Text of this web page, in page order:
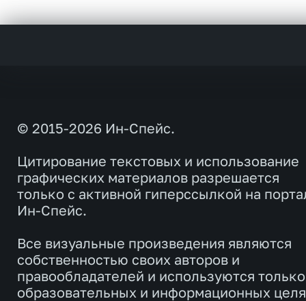
© 2015-2026 Ин-Спейс.
Цитирование текстовых и использование
графических материалов разрешается
только с активной гиперссылкой на
Ин-Спейс.
Все визуальные произведения являются
собственностью своих авторов и
правообладателей и используются
образовательных и информационных